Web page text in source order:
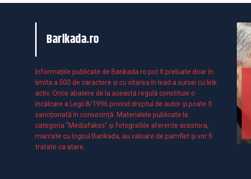
Barikada.ro
Informaţiile publicate de Barikada.ro pot fi preluate doar în
limita a 500 de caractere şi cu citarea în lead a sursei cu link
activ. Orice abatere de la această regulă constituie o
încălcare a Legii 8/1996 privind dreptul de autor și poate fi
sancționată în consecință. Materialele publicate la
categoria ”Mediafakes” și fotografiile aferente acestora,
marcate cu logoul Barikada, au valoare de pamflet și vor fi
tratate ca atare.